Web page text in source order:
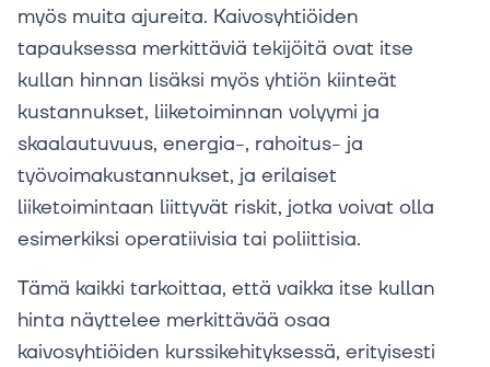
myös muita ajureita. Kaivosyhtiöiden
tapauksessa merkittäviä tekijöitä ovat itse
kullan hinnan lisäksi myös yhtiön kiinteät
kustannukset, liiketoiminnan volyymi ja
skaalautuvuus, energia-, rahoitus- ja
työvoimakustannukset, ja erilaiset
liiketoimintaan liittyvät riskit, jotka voivat olla
esimerkiksi operatiivisia tai poliittisia.
Tämä kaikki tarkoittaa, että vaikka itse kullan
hinta näyttelee merkittävää osaa
kaivosyhtiöiden kurssikehityksessä, erityisesti